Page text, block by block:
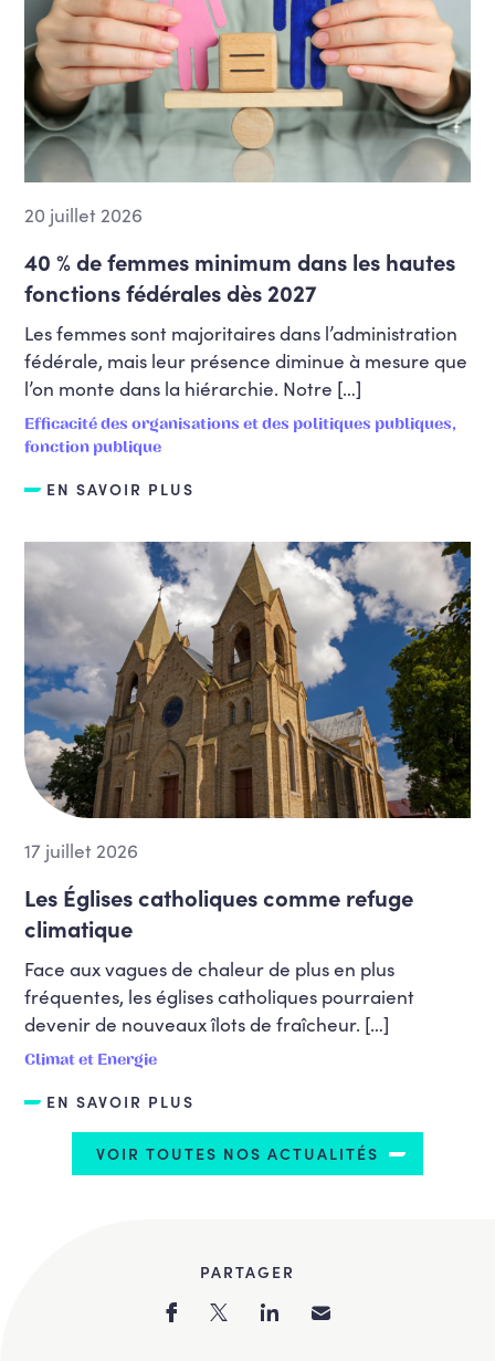
20 juillet 2026
40 % de femmes minimum dans les hautes
fonctions fédérales dès 2027
Les femmes sont majoritaires dans l’administration
fédérale, mais leur présence diminue à mesure que
l’on monte dans la hiérarchie. Notre […]
Efficacité des organisations et des politiques publiques,
fonction publique
EN SAVOIR PLUS
17 juillet 2026
Les Églises catholiques comme refuge
climatique
Face aux vagues de chaleur de plus en plus
fréquentes, les églises catholiques pourraient
devenir de nouveaux îlots de fraîcheur. […]
Climat et Energie
EN SAVOIR PLUS
VOIR TOUTES NOS ACTUALITÉS
PARTAGER